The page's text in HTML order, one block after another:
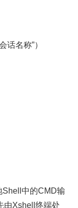
话名称”）
中的CMD输
由Xshell终端处